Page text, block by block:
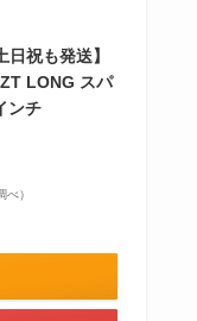
祝も発送】
LONG スパ
ンチ
）